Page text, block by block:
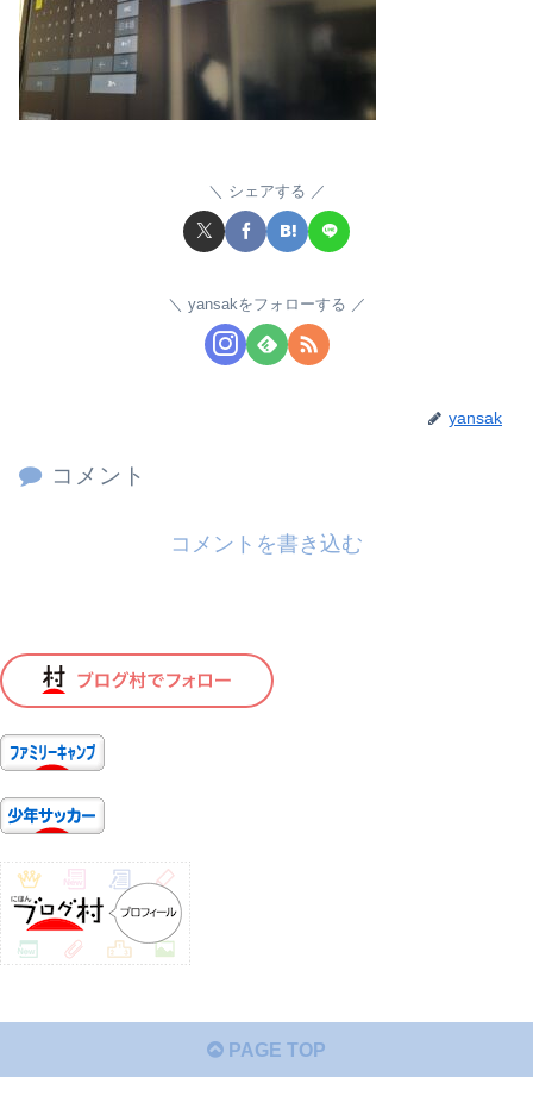
シェアする
yansakをフォローする
yansak
コメント
コメントを書き込む
PAGE TOP